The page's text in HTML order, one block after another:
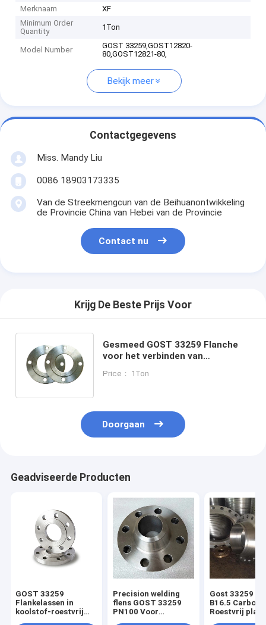
Merknaam
XF
Minimum Order
Quantity
1Ton
Model Number
GOST 33259,GOST12820-
80,GOST12821-80,
Bekijk meer
Contactgegevens
Miss. Mandy Liu
0086 18903173335
Van de Streekmengcun van de Beihuanontwikkeling
de Provincie China van Hebei van de Provincie
Contact nu
Krijg De Beste Prijs Voor
Gesmeed GOST 33259 Flanche
voor het verbinden van
druk PN6 - PN100
Price： 1Ton
Doorgaan
Geadviseerde Producten
GOST 33259
Flankelassen in
koolstof-roestvrij
Precision welding
flens GOST 33259
PN100 Voor
Gost 33259
B16.5 Carbon
Roestvrij